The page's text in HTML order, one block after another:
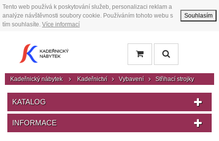
Tento web používá k poskytování služeb, personalizaci reklam a
analýze návštěvnosti soubory cookie. Používáním tohoto webu s
tím souhlasíte. Více informací
Souhlasím
Kadeřnický nábytek Kadeřnictví Vybavení Střihací strojky
KATALOG
INFORMACE